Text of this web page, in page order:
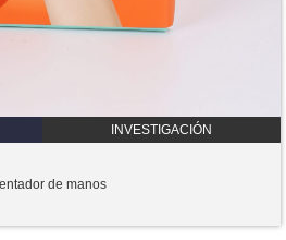
INVESTIGACIÓN
de manos